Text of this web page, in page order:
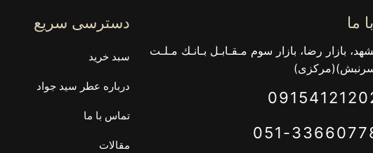
ما
بازار رضا، بازار سوم مـقـابـل بـانـك مـلـت
051-
دسترسی سریع
سبد خرید
درباره عطر سید جواد
تماس با ما
مقالات